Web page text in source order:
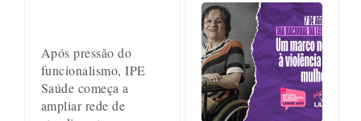
Após pressão do
funcionalismo, IPE
Saúde começa a
ampliar rede de